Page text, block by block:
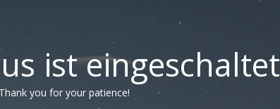
ist eingeschaltet
you for your patience!